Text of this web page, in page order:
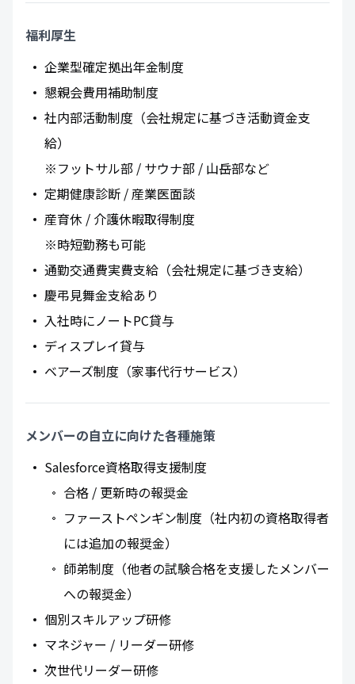
福利厚生
企業型確定拠出年金制度
懇親会費用補助制度
社内部活動制度（会社規定に基づき活動資金支
給）
※フットサル部 / サウナ部 / 山岳部など
定期健康診断 / 産業医面談
産育休 / 介護休暇取得制度
※時短勤務も可能
通勤交通費実費支給（会社規定に基づき支給）
慶弔見舞金支給あり
入社時にノートPC貸与
ディスプレイ貸与
ベアーズ制度（家事代行サービス）
メンバーの自立に向けた各種施策
Salesforce資格取得支援制度
合格 / 更新時の報奨金
ファーストペンギン制度（社内初の資格取得者
には追加の報奨金）
師弟制度（他者の試験合格を支援したメンバー
への報奨金）
個別スキルアップ研修
マネジャー / リーダー研修
次世代リーダー研修